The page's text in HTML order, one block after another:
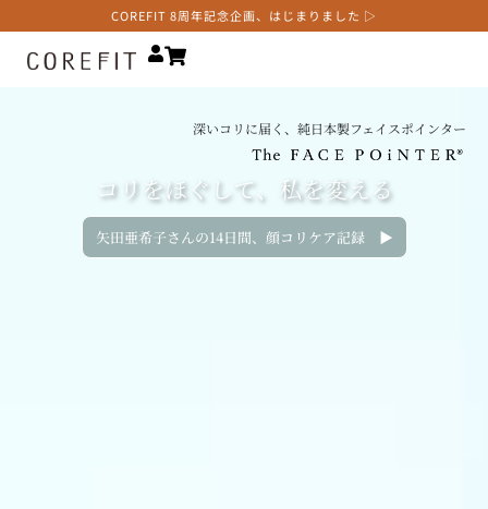
COREFIT 8周年記念企画、はじまりました ▷
深いコリに届く、純日本製フェイスポインター
コリをほぐして、私を変える
矢田亜希子さんの14日間、顔コリケア記録 ▶